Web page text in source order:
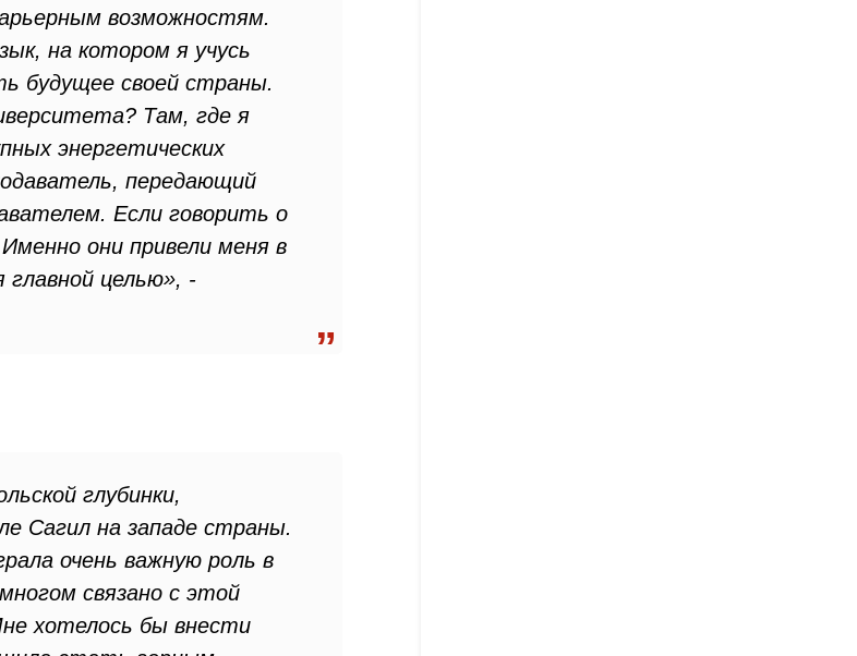
возможностям.
на котором я учусь
будущее своей страны.
Там, где я
энергетических
передающий
Если говорить о
они привели меня в
целью», -
глубинки,
Сагил на западе страны.
очень важную роль в
связано с этой
хотелось бы внести